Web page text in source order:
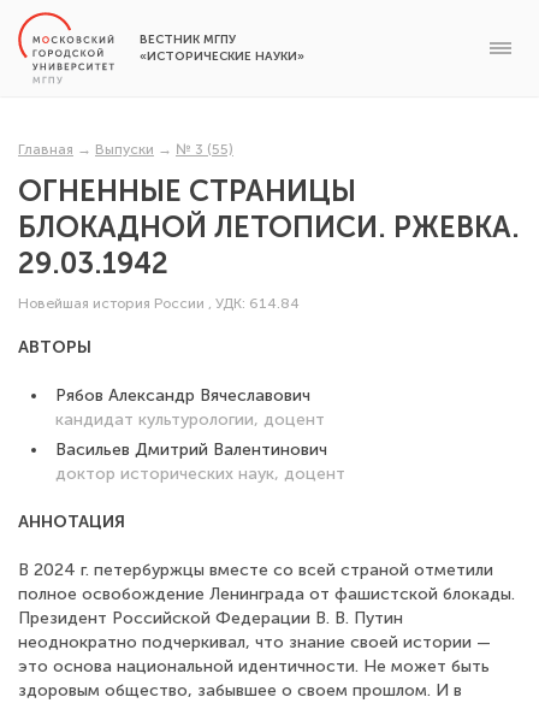
ВЕСТНИК МГПУ
«ИСТОРИЧЕСКИЕ НАУКИ»
Главная → Выпуски → № 3 (55)
ОГНЕННЫЕ СТРАНИЦЫ
БЛОКАДНОЙ ЛЕТОПИСИ. РЖЕВКА.
29.03.1942
Новейшая история России , УДК: 614.84
АВТОРЫ
Рябов Александр Вячеславович
кандидат культурологии, доцент
Васильев Дмитрий Валентинович
доктор исторических наук, доцент
АННОТАЦИЯ
В 2024 г. петербуржцы вместе со всей страной отметили
полное освобождение Ленинграда от фашистской блокады.
Президент Российской Федерации В. В. Путин
неоднократно подчеркивал, что знание своей истории —
это основа национальной идентичности. Не может быть
здоровым общество, забывшее о своем прошлом. И в